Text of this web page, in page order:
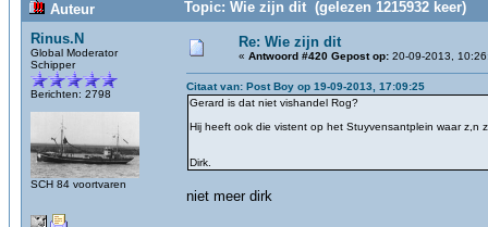
Auteur
Topic: Wie zijn dit (gelezen 1215932 keer)
Rinus.N
Global Moderator
Schipper
Berichten: 2798
SCH 84 voortvaren
Re: Wie zijn dit
« Antwoord #420 Gepost op: 20-09-2013,
Citaat van: Post Boy op 19-09-2013, 17:09:25
Gerard is dat niet vishandel Rog?
Hij heeft ook die vistent op het Stuyvensantplein waar z,n
Dirk.
niet meer dirk